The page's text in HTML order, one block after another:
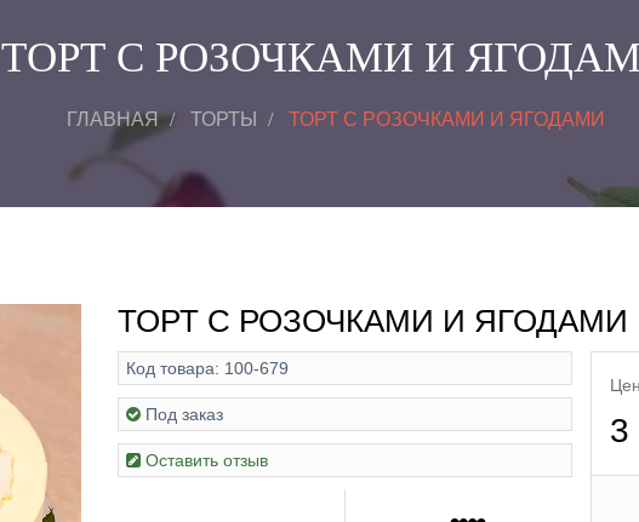
ТОРТ С РОЗОЧКАМИ И
ГЛАВНАЯ ТОРТЫ ТОРТ С РОЗОЧКАМИ И ЯГОДАМИ
ТОРТ С РОЗОЧКАМИ И ЯГОДАМИ
Код товара: 100-679
Под заказ
Оставить отзыв
3